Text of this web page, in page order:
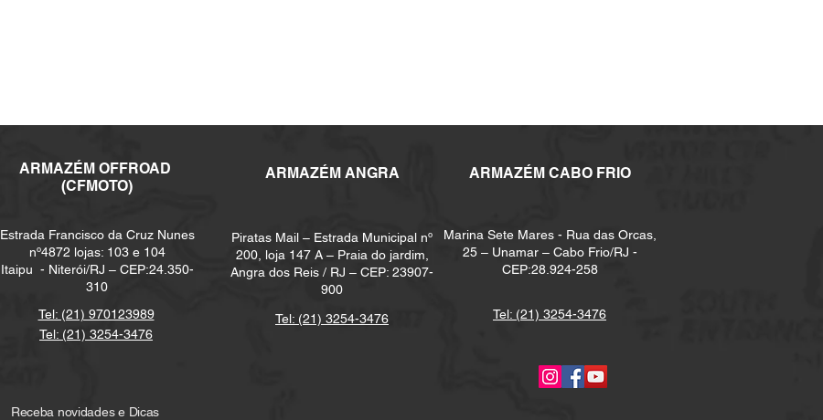
ARMAZÉM OFFROAD
(CFMOTO)
ARMAZÉM ANGRA ARMAZÉM CABO FRIO
Estrada Francisco da Cruz Nunes
nº4872 lojas: 103 e 104
Itaipu - Niterói/RJ – CEP:24.350-
310
Tel: (21) 970123989
Tel: (21) 3254-3476
Tel: (21) 3254-3476
Piratas Mail – Estrada Municipal nº
200, loja 147 A – Praia do jardim,
Angra dos Reis / RJ – CEP: 23907-
900
Marina Sete Mares - Rua das Orcas,
25 – Unamar – Cabo Frio/RJ -
CEP:28.924-258
Tel: (21) 3254-3476
Receba novidades e Dicas